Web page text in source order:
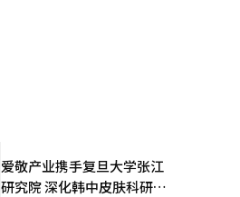
爱敬产业携手复旦大学张江
研究院 深化韩中皮肤科研合